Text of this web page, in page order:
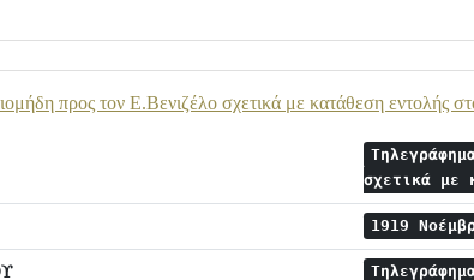
προς τον Ε.Βενιζέλο σχετικά με κατάθεση εντολής
σχετικά με
1919